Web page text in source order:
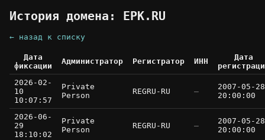
История домена: EPK.RU
← назад к списку
Дата
фиксации
Администратор Регистратор ИНН
Дата
2026-02-
10
10:07:57
Private
Person
REGRU-RU —
2007-05-28
20:00:00
2026-06-
29
18:10:02
Private
Person
REGRU-RU —
2007-05-28
20:00:00